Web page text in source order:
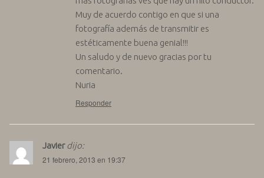
Muy de acuerdo contigo en que si una
fotografía además de transmitir es
estéticamente buena genial!!!
Un saludo y de nuevo gracias por tu
comentario.
Nuria
Responder
Javier dijo:
21 febrero, 2013 en 19:37